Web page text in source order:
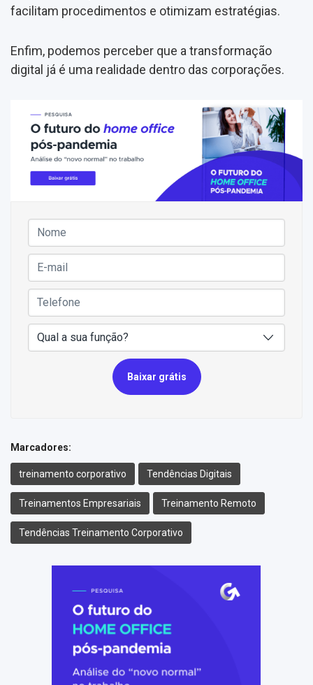
facilitam procedimentos e otimizam estratégias.
Enfim, podemos perceber que a transformação
digital já é uma realidade dentro das corporações.
Baixar grátis
Marcadores:
treinamento corporativo Tendências Digitais
Treinamentos Empresariais Treinamento Remoto
Tendências Treinamento Corporativo